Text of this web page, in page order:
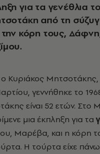
για τα γενέθλια
από τη
κόρη τους,
ο Κυριάκος
γεννήθηκε το
είναι 52 ετών. Στο
μια έκπληξη για τα
Μαρέβα, και η κόρη
Η τούρτα είχε